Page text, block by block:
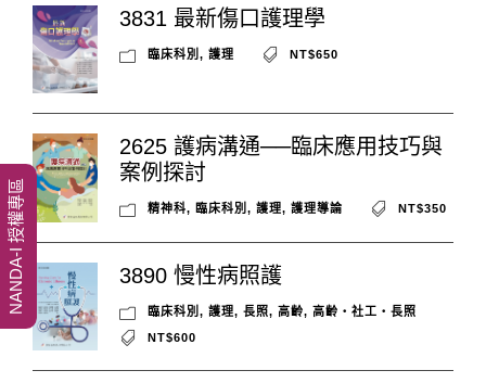
3831 最新傷口護理學
臨床科別 , 護理 NT$650
2625 護病溝通──臨床應用技巧與
案例探討
精神科, 臨床科別 , 護理, 護理導論 NT$350
3890 慢性病照護
臨床科別 , 護理, 長照, 高齡, 高齡‧社工‧長照
NT$600
NANDA-I 授權專區